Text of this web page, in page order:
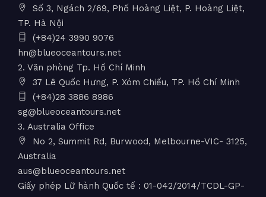
Số 3, Ngách 2/69, Phố Hoàng Liệt, P. Hoàng Liệt,
TP. Hà Nội
(+84)24 3990 9076
hn@blueoceantours.net
2. Văn phòng Tp. Hồ Chí Minh
37 Lê Quốc Hưng, P. Xóm Chiếu, TP. Hồ Chí Minh
(+84)28 3886 8986
sg@blueoceantours.net
3. Australia Office
No 2, Summit Rd, Burwood, Melbourne-VIC- 3125,
Australia
aus@blueoceantours.net
Giấy phép Lữ hành Quốc tế : 01-042/2014/TCDL-GP-